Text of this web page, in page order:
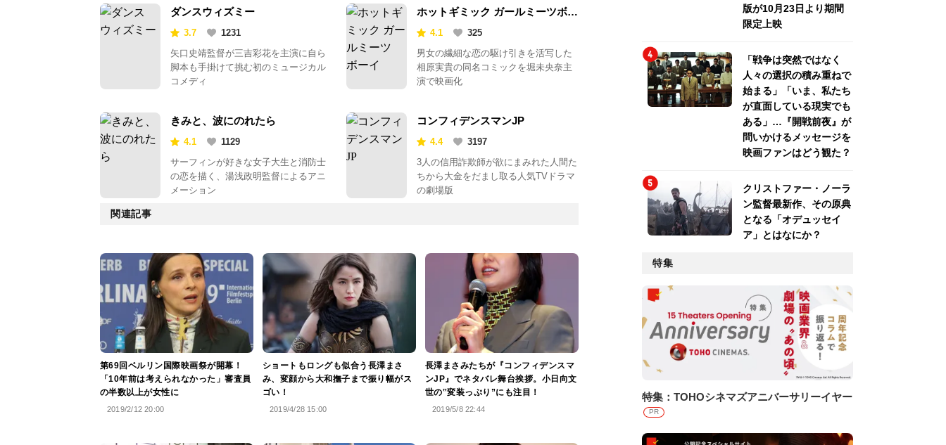
ダンスウィズミー
3.7
1231
矢口史靖監督が三吉彩花を主演に自ら
脚本も手掛けて挑む初のミュージカル
コメディ
ホットギミック ガールミーツボー
イ 4.1
325
男女の繊細な恋の駆け引きを活写した
相原実貴の同名コミックを堀未央奈主
演で映画化
きみと、波にのれたら
4.1
1129
サーフィンが好きな女子大生と消防士
の恋を描く、湯浅政明監督によるアニ
メーション
コンフィデンスマンJP
4.4
3197
3人の信用詐欺師が欲にまみれた人間た
ちから大金をだまし取る人気TVドラマ
の劇場版
関連記事
第69回ベルリン国際映画祭が開幕！
「10年前は考えられなかった」審査員
の半数以上が女性に
2019/2/12 20:00
ショートもロングも似合う長澤まさ
み、変顔から大和撫子まで振り幅がス
ゴい！
2019/4/28 15:00
長澤まさみたちが『コンフィデンスマ
ンJP』でネタバレ舞台挨拶。小日向文
世の‟変装っぷり”にも注目！
2019/5/8 22:44
版が10月23日より期間
限定上映
「戦争は突然ではなく
人々の選択の積み重ねで
始まる」「いま、私たち
が直面している現実でも
ある」…『開戦前夜』が
問いかけるメッセージを
映画ファンはどう観た？
クリストファー・ノーラ
ン監督最新作、その原典
となる「オデュッセイ
ア」とはなにか？
特集
特集：TOHOシネマズアニバーサリーイヤー
PR